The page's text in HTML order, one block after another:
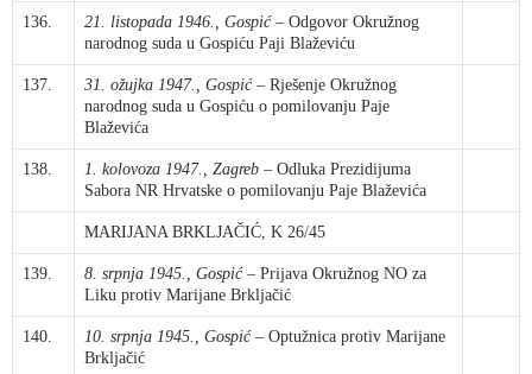
136. 21. listopada 1946., Gospić – Odgovor Okružnog
narodnog suda u Gospiću Paji Blaževiću
137. 31. ožujka 1947., Gospić – Rješenje Okružnog
narodnog suda u Gospiću o pomilovanju Paje
Blaževića
138. 1. kolovoza 1947., Zagreb – Odluka Prezidijuma
Sabora NR Hrvatske o pomilovanju Paje Blaževića
MARIJANA BRKLJAČIĆ, K 26/45
139. 8. srpnja 1945., Gospić – Prijava Okružnog NO za
Liku protiv Marijane Brkljačić
140. 10. srpnja 1945., Gospić – Optužnica protiv Marijane
Brkljačić